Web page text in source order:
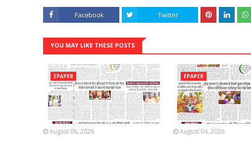
Facebook Twitter
YOU MAY LIKE THESE POSTS
EPAPER
August 06, 2026
EPAPER
August 04, 2026